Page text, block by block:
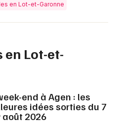
en Lot-et-Garonne
Lot-et-
end à Agen : les
idées sorties du 7
août 2026